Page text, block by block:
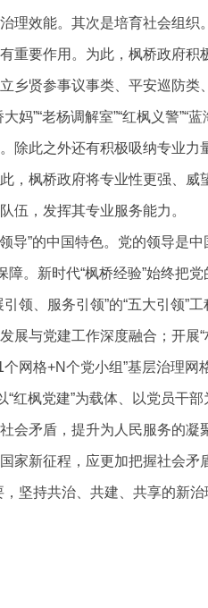
理效能。其次是培育社会组织
重要作用。为此，枫桥政府积
乡贤参事议事类、平安巡防类
”“老杨调解室”“红枫义警”“
除此之外还有积极吸纳专业力
，枫桥政府将专业性更强、威
伍，发挥其专业服务能力。
导”的中国特色。党的领导是
。新时代“枫桥经验”始终把
领、服务引领”的“五大引领”
与党建工作深度融合；开展“
网格+N个党小组”基层治理网
红枫党建”为载体、以党员干
会矛盾，提升为人民服务的凝
家新征程，应更加把握社会矛
坚持共治、共建、共享的新